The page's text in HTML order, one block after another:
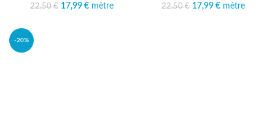
22,50€ Le prix initial était :
17,99 €
Le prix
mètre 22,50€ Le prix initial était :
17,99 €
Le prix
mètre
-20%